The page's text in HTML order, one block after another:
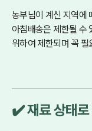
농부님이 계신 지역에
아침배송은 제한될 수
위하여 제한되며 꼭
✔️ 재료 상태로